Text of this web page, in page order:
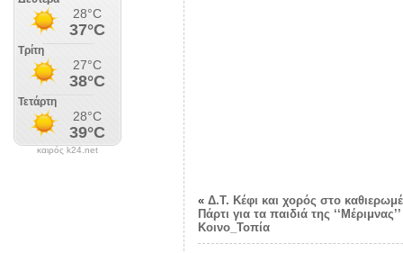
καιρός k24.net
« Δ.Τ. Κέφι και χορός στο
Πάρτι για τα παιδιά της
Κοινο_Τοπία